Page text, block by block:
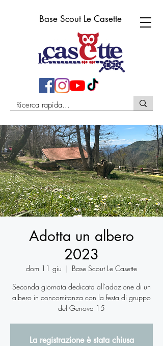
Base Scout Le Casette
Adotta un albero
2023
dom 11 giu
  |
Base Scout Le Casette
Seconda giornata dedicata all'adozione di un
albero in concomitanza con la festa di gruppo
del Genova 15
La registrazione è stata chiusa